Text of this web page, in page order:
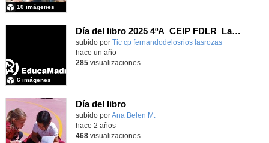
10 imágenes
Día del libro 2025 4ºA_CEIP FDLR_Las Rozas
Contenido educativo.
subido por Tic cp fernandodelosrios lasrozas
6 imágenes
-
hace un año
285visualizaciones
Día del libro
subido porAna Belen M.
hace 2 años
468visualizaciones